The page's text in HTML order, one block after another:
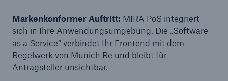
Markenkonformer Auftritt: MIRA PoS integriert
sich in Ihre Anwendungsumgebung. Die „Software
as a Service“ verbindet Ihr Frontend mit dem
Regelwerk von Munich Re und bleibt für
Antragsteller unsichtbar.
50 %